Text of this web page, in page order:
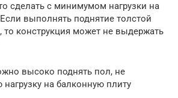
сделать с минимумом нагрузки на
выполнять поднятие толстой
то конструкция может не выдержать
высоко поднять пол, не
на балконную плиту